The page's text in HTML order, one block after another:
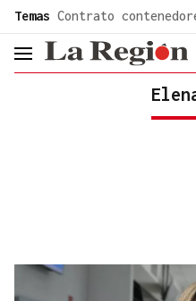
Temas Contrato
header.menu.open